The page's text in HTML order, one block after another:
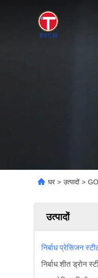
घर > उत्पादों >
उत्पादों
निर्बाध प्रेसिजन
निर्बाध शीत ड्रोन